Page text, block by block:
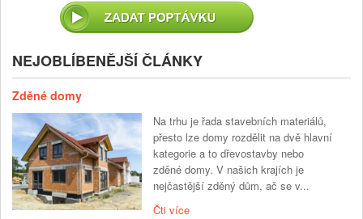
NEJOBLÍBENĚJŠÍ ČLÁNKY
Zděné domy
Na trhu je řada stavebních materiálů,
přesto lze domy rozdělit na dvě hlavní
kategorie a to dřevostavby nebo
zděné domy. V našich krajích je
nejčastější zděný dům, ač se v...
Čti více